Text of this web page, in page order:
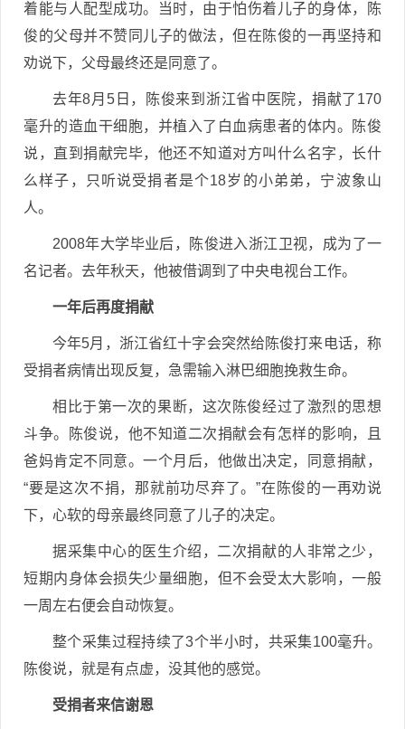
着能与人配型成功。当时，由于怕伤着儿子的身体，陈
俊的父母并不赞同儿子的做法，但在陈俊的一再坚持和
劝说下，父母最终还是同意了。
去年8月5日，陈俊来到浙江省中医院，捐献了170
毫升的造血干细胞，并植入了白血病患者的体内。陈俊
说，直到捐献完毕，他还不知道对方叫什么名字，长什
么样子，只听说受捐者是个18岁的小弟弟，宁波象山
人。
2008年大学毕业后，陈俊进入浙江卫视，成为了一
名记者。去年秋天，他被借调到了中央电视台工作。
一年后再度捐献
今年5月，浙江省红十字会突然给陈俊打来电话，称
受捐者病情出现反复，急需输入淋巴细胞挽救生命。
相比于第一次的果断，这次陈俊经过了激烈的思想
斗争。陈俊说，他不知道二次捐献会有怎样的影响，且
爸妈肯定不同意。一个月后，他做出决定，同意捐献，
“要是这次不捐，那就前功尽弃了。”在陈俊的一再劝说
下，心软的母亲最终同意了儿子的决定。
据采集中心的医生介绍，二次捐献的人非常之少，
短期内身体会损失少量细胞，但不会受太大影响，一般
一周左右便会自动恢复。
整个采集过程持续了3个半小时，共采集100毫升。
陈俊说，就是有点虚，没其他的感觉。
受捐者来信谢恩